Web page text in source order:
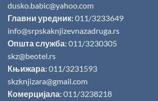
dusko.babic@yahoo.com
Главни уредник:011/3233649
info@srpskaknjizevnazadruga.rs
Општа служба:011/3230305
skz@beotel.rs
Књижара:011/3231593
skzknjizara@gmail.com
Комерцијала:011/3238218